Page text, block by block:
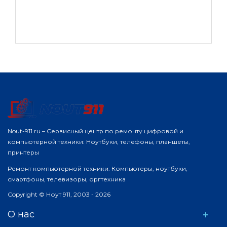
Nout-911.ru – Сервисный центр по ремонту цифровой и
компьютерной техники: Ноутбуки, телефоны, планшеты,
принтеры
Ремонт компьютерной техники: Компьютеры, ноутбуки,
смартфоны, телевизоры, оргтехника
Copyright © Ноут 911, 2003 - 2026
О нас